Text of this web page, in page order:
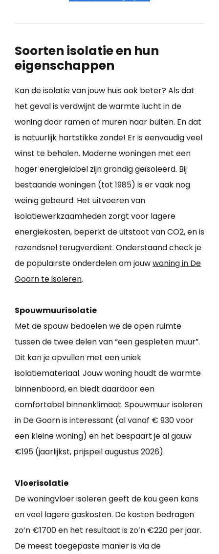
Soorten isolatie en hun
eigenschappen
Kan de isolatie van jouw huis ook beter? Als dat
het geval is verdwijnt de warmte lucht in de
woning door ramen of muren naar buiten. En dat
is natuurlijk hartstikke zonde! Er is eenvoudig veel
winst te behalen. Moderne woningen met een
hoger energielabel zijn grondig geïsoleerd. Bij
bestaande woningen (tot 1985) is er vaak nog
weinig gebeurd. Het uitvoeren van
isolatiewerkzaamheden zorgt voor lagere
energiekosten, beperkt de uitstoot van CO2, en is
razendsnel terugverdient. Onderstaand check je
de populairste onderdelen om jouwwoning in De
Goorn te isoleren.
Spouwmuurisolatie
Met de spouw bedoelen we de open ruimte
tussen de twee delen van “een gespleten muur”.
Dit kan je opvullen met een uniek
isolatiemateriaal. Jouw woning houdt de warmte
binnenboord, en biedt daardoor een
comfortabel binnenklimaat. Spouwmuur isoleren
in De Goorn is interessant (al vanaf € 930 voor
een kleine woning) en het bespaart je al gauw
€195 (jaarlijkst, prijspeil augustus 2026).
Vloerisolatie
De woningvloer isoleren geeft de kou geen kans
en veel lagere gaskosten. De kosten bedragen
zo’n €1700 en het resultaat is zo’n €220 per jaar.
De meest toegepaste manier is via de